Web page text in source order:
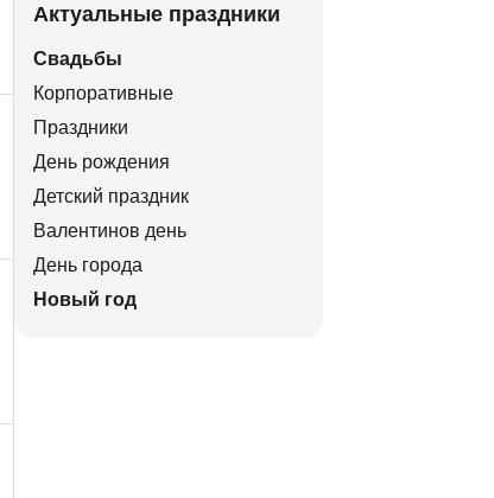
Актуальные праздники
Свадьбы
Корпоративные
Праздники
День рождения
Детский праздник
Валентинов день
День города
Новый год